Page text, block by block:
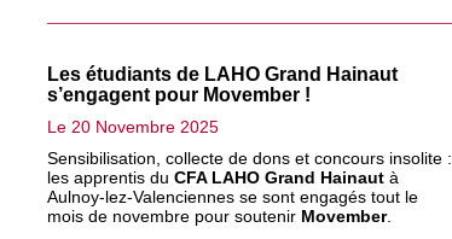
Les étudiants de LAHO Grand Hainaut
s’engagent pour Movember !
Le 20 Novembre 2025
Sensibilisation, collecte de dons et concours insolite :
les apprentis duCFA LAHO Grand Hainaut à
Aulnoy-lez-Valenciennes se sont engagés tout le
mois de novembre pour soutenir Movember.